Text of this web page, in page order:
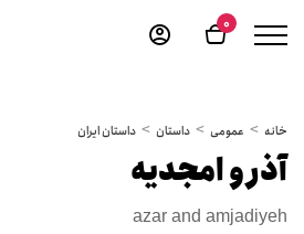
0
خانه عمومی داستان داستان ایران
آذر و امجدیه
azar and amjadiyeh